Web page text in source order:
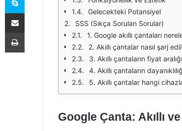
Gelecekteki Potansiyel
SSS (Sıkça Sorulan Sorular)
1. Google akıllı çantaları
2. Akıllı çantalar nasıl şarj
3. Akıllı çantaların fiyat
4. Akıllı çantaların
5. Akıllı çantalar hangi
Google Çanta: Akıllı
E-Posta ile paylaş